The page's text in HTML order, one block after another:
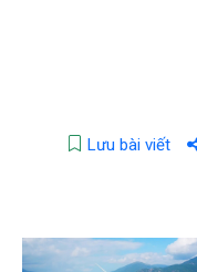
Lưu bài viết